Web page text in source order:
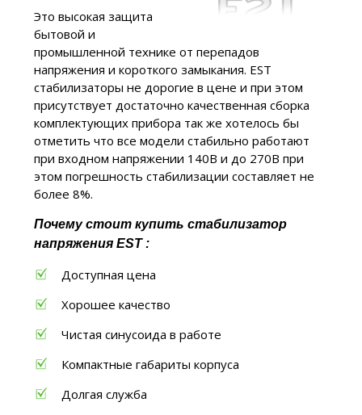
Это высокая защита
бытовой и
промышленной технике от перепадов
напряжения и короткого замыкания. EST
стабилизаторы не дорогие в цене и при этом
присутствует достаточно качественная сборка
комплектующих прибора так же хотелось бы
отметить что все модели стабильно работают
при входном напряжении 140В и до 270В при
этом погрешность стабилизации составляет не
более 8%.
Почему стоит купить стабилизатор
напряжения EST :
Доступная цена
Хорошее качество
Чистая синусоида в работе
Компактные габариты корпуса
Долгая служба